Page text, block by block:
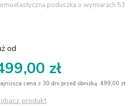
poduszka o wymiarach 53
włókien lnu, jako warstwy
oraz domykającej go bawełny
Pokrowiec można prać w temp.
do 30 st. C.
od
zł
cena z 30 dni przed obniżką: 499,00 zł
produkt